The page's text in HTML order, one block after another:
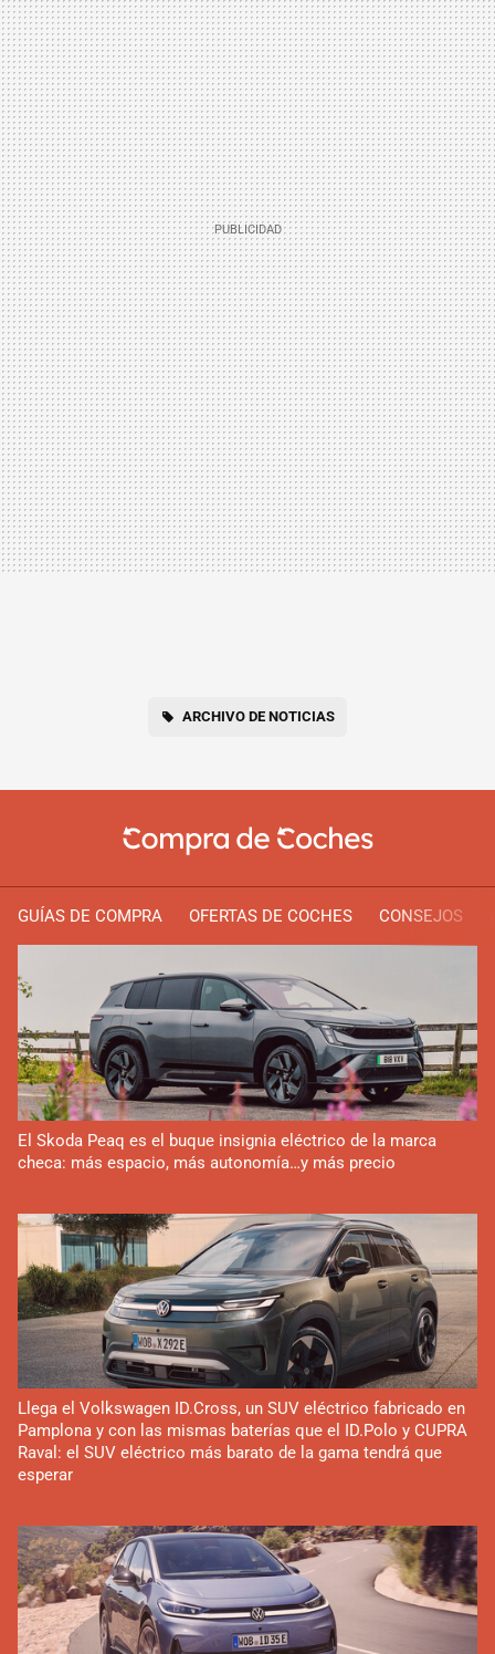
ARCHIVO DE NOTICIAS
GUÍAS DE COMPRA OFERTAS DE COCHES CONSEJOS
El Skoda Peaq es el buque insignia eléctrico de la marca
checa: más espacio, más autonomía…y más precio
Llega el Volkswagen ID.Cross, un SUV eléctrico fabricado en
Pamplona y con las mismas baterías que el ID.Polo y CUPRA
Raval: el SUV eléctrico más barato de la gama tendrá que
esperar